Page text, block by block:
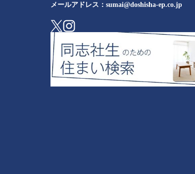
メールアドレス： sumai@doshisha-ep.co.jp